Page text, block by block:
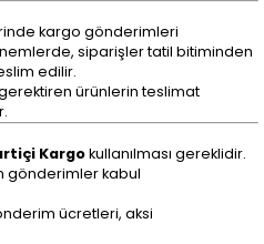
kargo gönderimleri
siparişler tatil bitiminden
edilir.
ürünlerin teslimat
Kargokullanılması gereklidir.
gönderimler kabul
ücretleri, aksi